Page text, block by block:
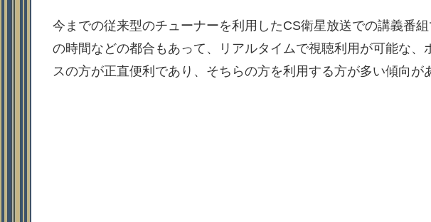
今までの従来型のチューナーを利用したCS衛星放送での講義番組
の時間などの都合もあって、リアルタイムで視聴利用が可能な、
スの方が正直便利であり、そちらの方を利用する方が多い傾向が